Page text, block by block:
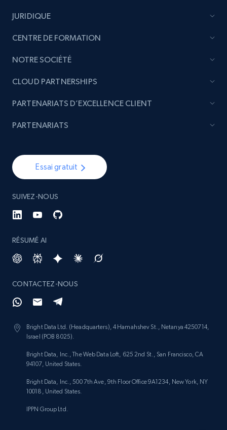
Etsy
Reviews count shop, Reviews count item, Initial
Etsy - Collect data on products using
specified keywords
Reviews count shop, Reviews count item, Initial
Etsy - Collects data from shop's URL
URL, Product id, Listing inventory id, Title, Rating,
Reviews count shop, Reviews count item, Initial
price, and more.
1.9K+
JURIDIQUE
CENTRE DE FORMATION
NOTRE SOCIÉTÉ
Essai gratuit
SUIVEZ-NOUS
RÉSUMÉ AI
CONTACTEZ-NOUS
Bright Data Ltd. (Headquarters), 4 Hamahshev St., Netanya 4250714,
Israel (POB 8025).
Bright Data, Inc., The Web Data Loft, 625 2nd St., San Francisco, CA
94107, United States.
Bright Data, Inc., 500 7th Ave, 9th Floor Office 9A1234, New York, NY
10018, United States.
IPPN Group Ltd.
CLOUD PARTNERSHIPS
PARTENARIATS D’EXCELLENCE CLIENT
PARTENARIATS